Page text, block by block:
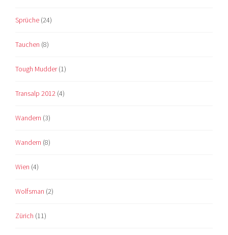
Sprüche (24)
Tauchen (8)
Tough Mudder(1)
Transalp 2012 (4)
Wandern (3)
Wandern (8)
Wien (4)
Wolfsman (2)
Zürich (11)